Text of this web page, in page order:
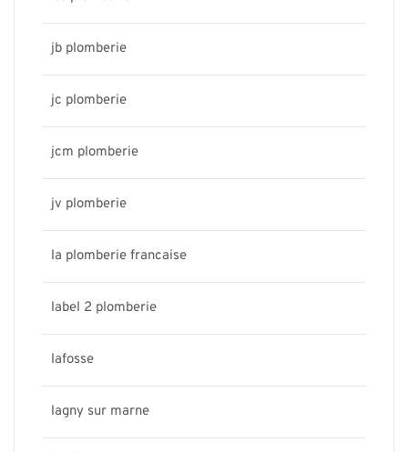
jb plomberie
jc plomberie
jcm plomberie
jv plomberie
la plomberie francaise
label 2 plomberie
lafosse
lagny sur marne